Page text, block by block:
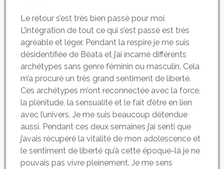
Le retour s’est très bien passé pour moi.
L’intégration de tout ce qui s’est passé est très
agréable et léger. Pendant la respire je me suis
désidentifiée de Béata et j’ai incarné différents
archétypes sans genre féminin ou masculin. Cela
m’a procuré un très grand sentiment de liberté.
Ces archétypes m’ont reconnectée avec la force,
la plénitude, la sensualité et le fait d’être en lien
avec l’univers. Je me suis beaucoup détendue
aussi. Pendant ces deux semaines j’ai senti que
j’avais récupéré la vitalité de mon adolescence et
le sentiment de liberté qu’à cette époque-là je ne
pouvais pas vivre pleinement. Je me sens